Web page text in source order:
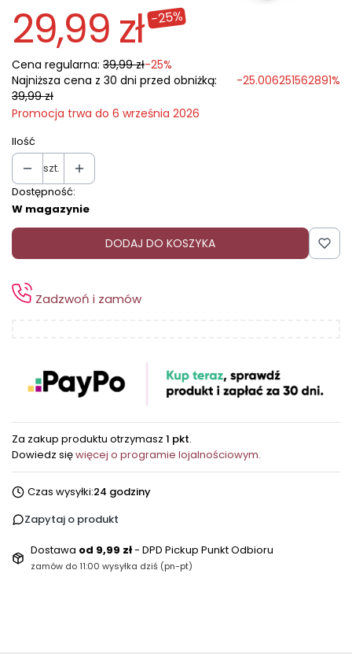
29,99 zł -25%
Cena regularna: 39,99 zł-25%
Najniższa cena z 30 dni przed obniżką:
39,99 zł
-25.006251562891%
Promocja trwa do 6 września 2026
Ilość
szt.
Dostępność:
W magazynie
DODAJ DO KOSZYKA
Zadzwoń i zamów
Za zakup produktu otrzymasz 1 pkt.
Dowiedz sięwięcej o programie lojalnościowym.
Czas wysyłki:24 godziny
Zapytaj o produkt
Dostawa od 9,99 zł- DPD Pickup Punkt Odbioru
zamów do 11:00 wysyłka dziś (pn-pt)